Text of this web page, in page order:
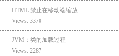
HTML 禁止在移动端缩放
Views: 3370
JVM：类的加载过程
Views: 2287